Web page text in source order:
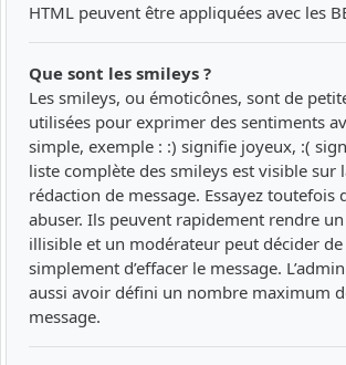
HTML peuvent être appliquées avec les
Que sont les smileys ?
Les smileys, ou émoticônes, sont de
utilisées pour exprimer des sentiments
simple, exemple : :) signifie joyeux, :(
liste complète des smileys est visible sur
rédaction de message. Essayez toutefois
abuser. Ils peuvent rapidement rendre
illisible et un modérateur peut décider
simplement d’effacer le message.
aussi avoir défini un nombre maximum
message.